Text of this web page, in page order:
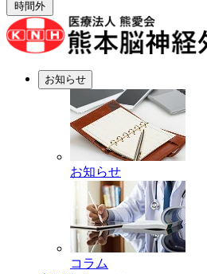
時間外
お知らせ
お知らせ
コラム